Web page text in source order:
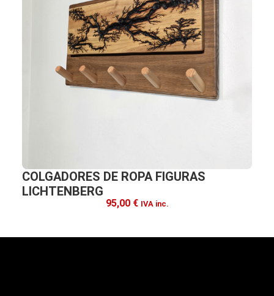
COLGADORES DE ROPA FIGURAS
LICHTENBERG
95,00 € IVA inc.